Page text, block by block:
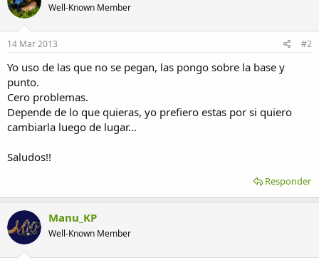
Well-Known Member
14 Mar 2013 #2
Yo uso de las que no se pegan, las pongo sobre la base y
punto.
Cero problemas.
Depende de lo que quieras, yo prefiero estas por si quiero
cambiarla luego de lugar...
Saludos!!
Responder
Manu_KP
Well-Known Member